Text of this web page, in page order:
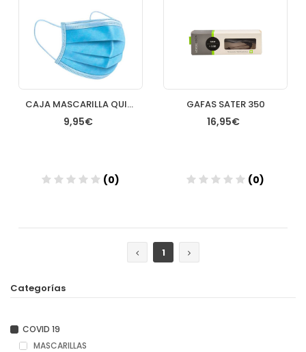
CAJA MASCARILLA QUIRURGICA 50 UNID
9,95€
(0)
GAFAS SATER 350
16,95€
(0)
1
Categorías
COVID 19
MASCARILLAS